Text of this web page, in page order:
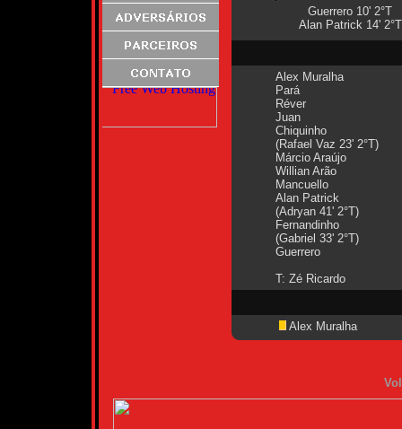
Guerrero 10' 2°T
Alan Patrick 14' 2°T
Alex Muralha
Pará
Réver
Juan
Chiquinho
(Rafael Vaz 23' 2°T)
Márcio Araújo
Willian Arão
Mancuello
Alan Patrick
(Adryan 41' 2°T)
Fernandinho
(Gabriel 33' 2°T)
Guerrero
T: Zé Ricardo
Alex Muralha